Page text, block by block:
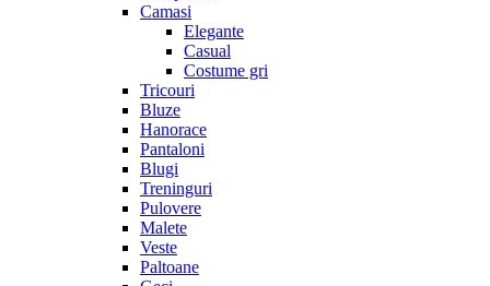
Camasi
Elegante
Casual
Costume gri
Tricouri
Bluze
Hanorace
Pantaloni
Blugi
Treninguri
Pulovere
Malete
Veste
Paltoane